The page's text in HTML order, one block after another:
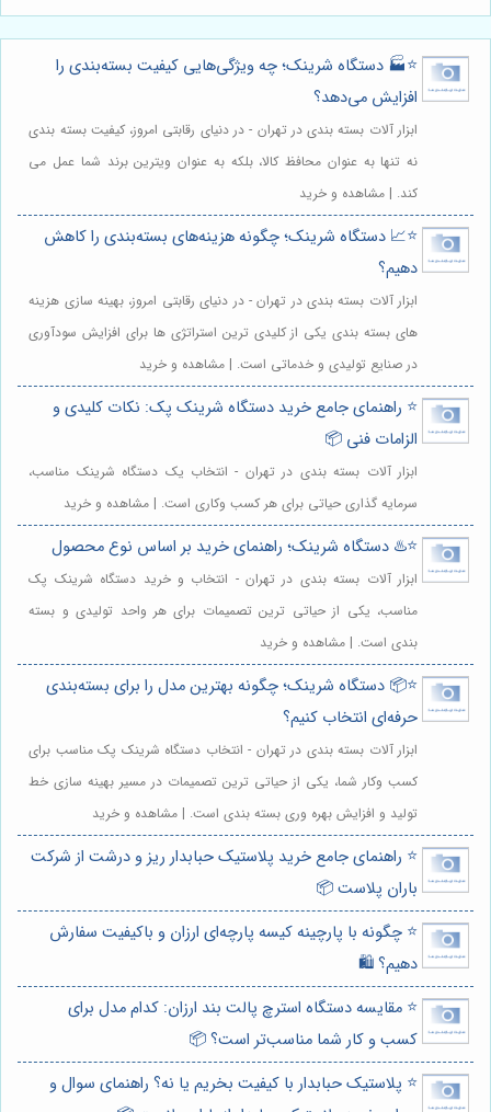
⭐️🏭 دستگاه شرینک؛ چه ویژگی‌هایی کیفیت بسته‌بندی را
افزایش می‌دهد؟
ابزار آلات بسته بندی در تهران - در دنیای رقابتی امروز، کیفیت بسته بندی
نه تنها به عنوان محافظ کالا، بلکه به عنوان ویترین برند شما عمل می
کند. | مشاهده و خرید
⭐️📈 دستگاه شرینک؛ چگونه هزینه‌های بسته‌بندی را کاهش
دهیم؟
ابزار آلات بسته بندی در تهران - در دنیای رقابتی امروز، بهینه سازی هزینه
های بسته بندی یکی از کلیدی ترین استراتژی ها برای افزایش سودآوری
در صنایع تولیدی و خدماتی است. | مشاهده و خرید
⭐️ راهنمای جامع خرید دستگاه شرینک پک: نکات کلیدی و
الزامات فنی 📦
ابزار آلات بسته بندی در تهران - انتخاب یک دستگاه شرینک مناسب،
سرمایه گذاری حیاتی برای هر کسب وکاری است. | مشاهده و خرید
⭐️♨️ دستگاه شرینک؛ راهنمای خرید بر اساس نوع محصول
ابزار آلات بسته بندی در تهران - انتخاب و خرید دستگاه شرینک پک
مناسب، یکی از حیاتی ترین تصمیمات برای هر واحد تولیدی و بسته
بندی است. | مشاهده و خرید
⭐️📦 دستگاه شرینک؛ چگونه بهترین مدل را برای بسته‌بندی
حرفه‌ای انتخاب کنیم؟
ابزار آلات بسته بندی در تهران - انتخاب دستگاه شرینک پک مناسب برای
کسب وکار شما، یکی از حیاتی ترین تصمیمات در مسیر بهینه سازی خط
تولید و افزایش بهره وری بسته بندی است. | مشاهده و خرید
⭐️ راهنمای جامع خرید پلاستیک حبابدار ریز و درشت از شرکت
باران پلاست 📦
⭐️ چگونه با پارچینه کیسه پارچه‌ای ارزان و باکیفیت سفارش
دهیم؟ 🛍️
⭐️ مقایسه دستگاه استرچ پالت بند ارزان: کدام مدل برای
کسب و کار شما مناسب‌تر است؟ 📦
⭐️ پلاستیک حبابدار با کیفیت بخریم یا نه؟ راهنمای سوال و